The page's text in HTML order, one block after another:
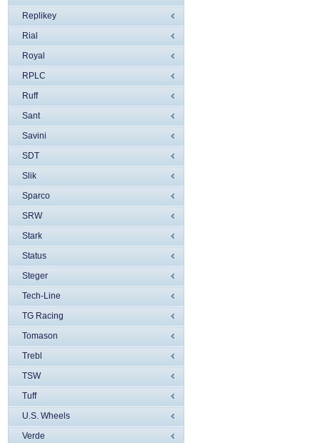
Replikey
Rial
Royal
RPLC
Ruff
Sant
Savini
SDT
Slik
Sparco
SRW
Stark
Status
Steger
Tech-Line
TG Racing
Tomason
Trebl
TSW
Tuff
U.S. Wheels
Verde